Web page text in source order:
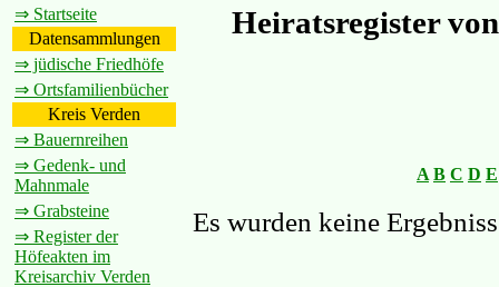
⇒ Startseite
Datensammlungen
⇒ jüdische Friedhöfe
⇒ Ortsfamilienbücher
Kreis Verden
⇒ Bauernreihen
⇒ Gedenk- und
Mahnmale
⇒ Grabsteine
⇒ Register der
Höfeakten im
Kreisarchiv Verden
Heiratsregister
A B C D E
Es wurden keine